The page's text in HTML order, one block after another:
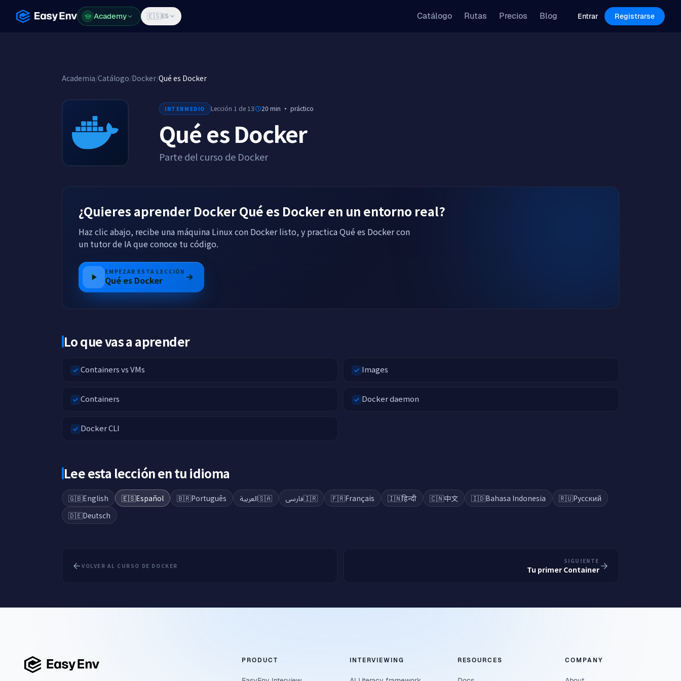
Academy Features Pricing Blog Log in Sign Up
Academy 🇪🇸ES Catálogo Rutas Precios Blog Entrar Registrarse
Academia/Catálogo/Docker/Qué es Docker
INTERMEDIO Lección 1 de 13 20 min · práctico
Qué es Docker
Parte del curso de Docker
¿Quieres aprender Docker Qué es Docker en un entorno real?
Haz clic abajo, recibe una máquina Linux con Docker listo, y practica Qué es Docker con
un tutor de IA que conoce tu código.
EMPEZAR ESTA LECCIÓN
Qué es Docker
Lo que vas a aprender
Containers vs VMs Images
Containers Docker daemon
Docker CLI
Lee esta lección en tu idioma
🇬🇧English 🇪🇸Español 🇧🇷Português 🇸🇦العربية 🇮🇷فارسی 🇫🇷Français 🇮🇳हिन्दी 🇨🇳中文 🇮🇩Bahasa Indonesia 🇷🇺Русский
🇩🇪Deutsch
VOLVER AL CURSO DE DOCKER
SIGUIENTE
Tu primer Container
PRODUCT INTERVIEWING RESOURCES COMPANY